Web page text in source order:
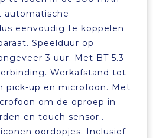
automatische
eenvoudig te koppelen
Speelduur op
3 uur. Met BT 5.3
Werkafstand tot
pick-up en microfoon. Met
om de oproep in
en touch sensor..
oordopjes. Inclusief